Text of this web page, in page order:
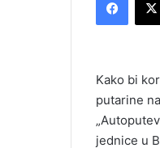
Kako bi
putarine
jednice u